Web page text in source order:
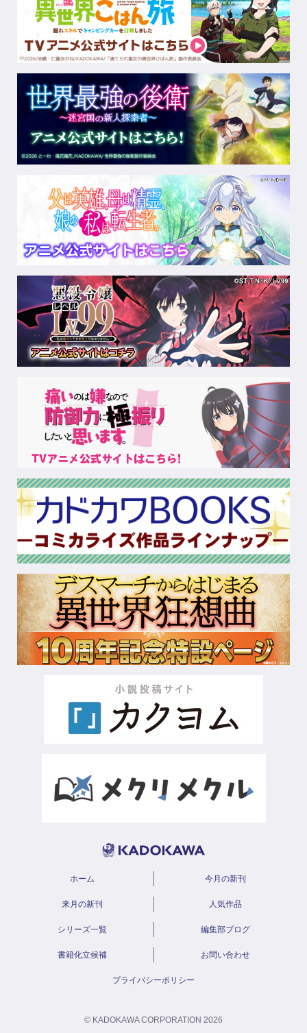
ホーム 今月の新刊
来月の新刊 人気作品
シリーズ一覧 編集部ブログ
書籍化立候補 お問い合わせ
プライバシーポリシー
© KADOKAWA CORPORATION 2026